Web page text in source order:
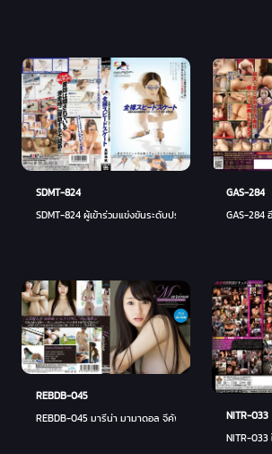
SDMT-824
SDMT-824 ผู้เข้าร่วมแข่งขันระดับประเทศ มิโฮะ นากาโนะ
GAS-284
GAS-284
REBDB-045
REBDB-045 มารีน่า มามาดอล จีคัพ! มาริน่า ชิราอิชิNITR-033
NITR-